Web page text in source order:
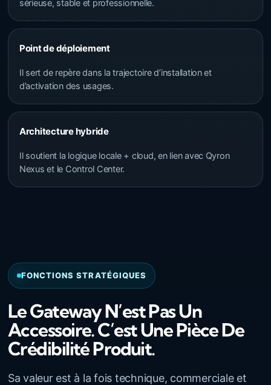
sérieuse, stable et professionnelle.
Point de déploiement
Il sert de repère dans la trajectoire d’installation et
d’activation des usages.
Architecture hybride
Il soutient la logique locale + cloud, en lien avec Qyron
Nexus et le Control Center.
FONCTIONS STRATÉGIQUES
Le Gateway N’est Pas Un
Accessoire. C’est Une Pièce De
Crédibilité Produit.
Sa valeur est à la fois technique, commerciale et